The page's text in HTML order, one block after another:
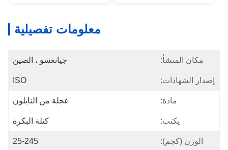
معلومات تفصيلية
مكان المنشأ: جيانغسو ، الصين
إصدار الشهادات: ISO
مادة: عجلة من النايلون
يكتب: كتلة البكرة
الوزن (كجم): 25-245